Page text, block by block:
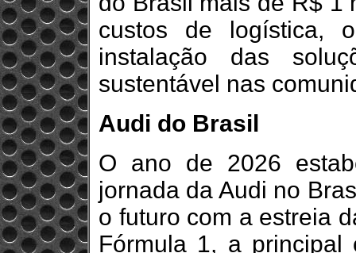
custos de logística,
instalação das
sustentável nas
Audi do Brasil
O ano de 2026
jornada da Audi no
o futuro com a estreia
Fórmula 1, a principal